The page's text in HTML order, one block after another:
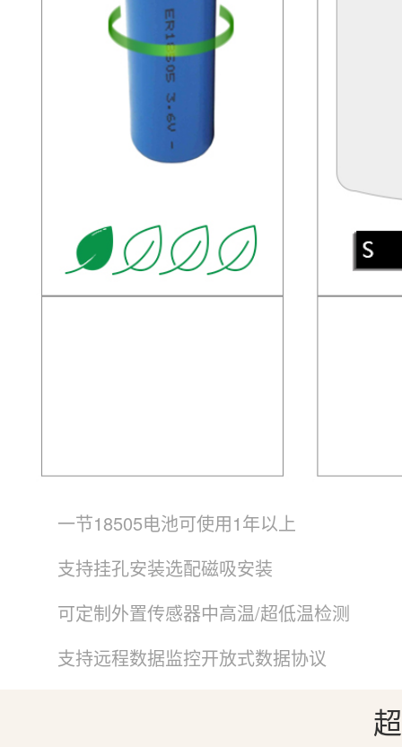
一节18505电池可使用1年以上
支持挂孔安装选配磁吸安装
可定制外置传感器中高温/超低温检测
支持远程数据监控开放式数据协议